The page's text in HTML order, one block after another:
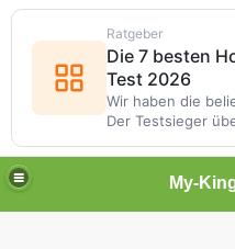
My-
Ratgeber
Die 7 besten
Test 2026
Wir haben die
Der Testsieger